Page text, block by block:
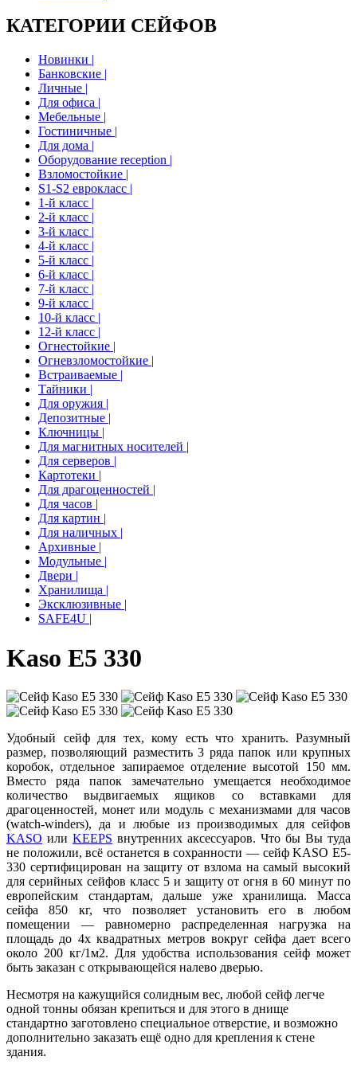
КАТЕГОРИИ СЕЙФОВ
Новинки |
Банковские |
Личные |
Для офиса |
Мебельные |
Гостиничные |
Для дома |
Оборудование reception |
Взломостойкие |
S1-S2 еврокласс |
1-й класс |
2-й класс |
3-й класс |
4-й класс |
5-й класс |
6-й класс |
7-й класс |
9-й класс |
10-й класс |
12-й класс |
Огнестойкие |
Огневзломостойкие |
Встраиваемые |
Тайники |
Для оружия |
Депозитные |
Ключницы |
Для магнитных носителей |
Для серверов |
Картотеки |
Для драгоценностей |
Для часов |
Для картин |
Для наличных |
Архивные |
Модульные |
Двери |
Хранилища |
Эксклюзивные |
SAFE4U |
Kaso E5 330
Удобный сейф для тех, кому есть что хранить. Разумный
размер, позволяющий разместить 3 ряда папок или крупных
коробок, отдельное запираемое отделение высотой 150 мм.
Вместо ряда папок замечательно умещается необходимое
количество выдвигаемых ящиков со вставками для
драгоценностей, монет или модуль с механизмами для часов
(watch-winders), да и любые из производимых для сейфов
KASO или KEEPS внутренних аксессуаров. Что бы Вы туда
не положили, всё останется в сохранности — сейф KASO E5-
330 сертифицирован на защиту от взлома на самый высокий
для серийных сейфов класс 5 и защиту от огня в 60 минут по
европейским стандартам, дальше уже хранилища. Масса
сейфа 850 кг, что позволяет установить его в любом
помещении — равномерно распределенная нагрузка на
площадь до 4х квадратных метров вокруг сейфа дает всего
около 200 кг/1м2. Для удобства использования сейф может
быть заказан с открывающейся налево дверью.
Несмотря на кажущийся солидным вес, любой сейф легче
одной тонны обязан крепиться и для этого в днище
стандартно заготовлено специальное отверстие, и возможно
дополнительно заказать ещё одно для крепления к стене
здания.